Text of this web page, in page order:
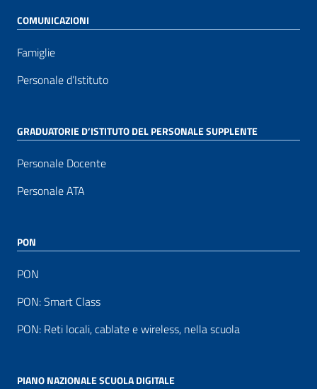
COMUNICAZIONI
Famiglie
Personale d’Istituto
GRADUATORIE D’ISTITUTO DEL PERSONALE SUPPLENTE
Personale Docente
Personale ATA
PON
PON
PON: Smart Class
PON: Reti locali, cablate e wireless, nella scuola
PIANO NAZIONALE SCUOLA DIGITALE